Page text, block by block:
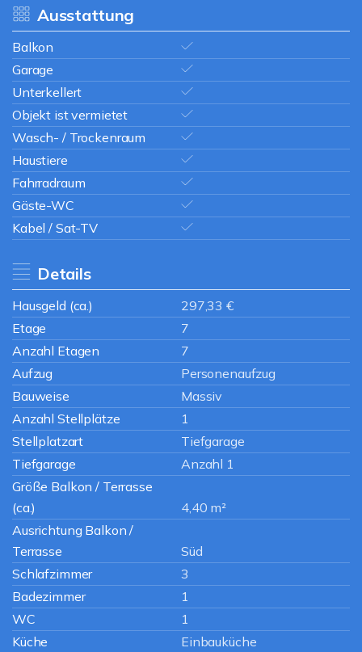
Ausstattung
Balkon
Garage
Unterkellert
Objekt ist vermietet
Wasch- / Trockenraum
Haustiere
Fahrradraum
Gäste-WC
Kabel / Sat-TV
Details
Hausgeld (ca.)
297,33 €
Etage
7
Anzahl Etagen
7
Aufzug
Personenaufzug
Bauweise
Massiv
Anzahl Stellplätze
1
Stellplatzart
Tiefgarage
Tiefgarage
Anzahl 1
Größe Balkon / Terrasse
(ca.)
4,40 m²
Ausrichtung Balkon /
Terrasse
Süd
Schlafzimmer
3
Badezimmer
1
WC
1
Küche
Einbauküche